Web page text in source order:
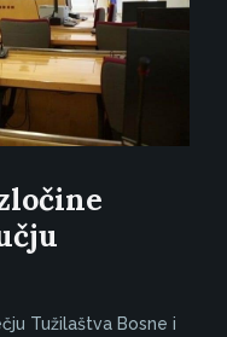
Tužilaštva Bosne i